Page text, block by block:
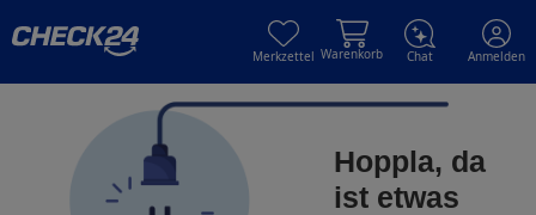
Merkzettel Warenkorb Chat Anmelden
Hoppla, da
ist etwas